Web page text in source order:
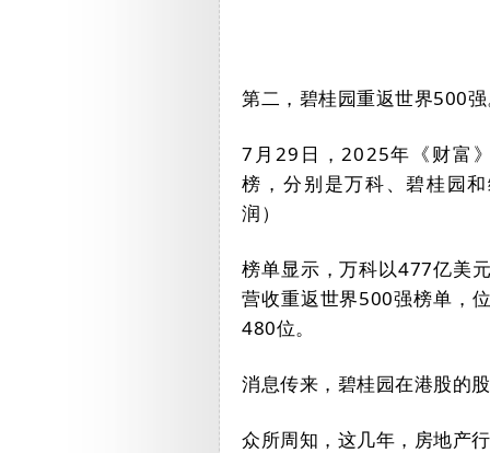
第二，碧桂园重返世界500
7 月 29 日，2025年《财富
榜，分别是万科、碧桂园
润）
榜单显示，万科以477亿美
营收重返世界500强榜单，
480位。
消息传来，碧桂园在港股的
众所周知，这几年，房地产